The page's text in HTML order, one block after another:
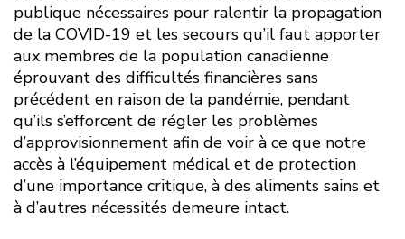
publique nécessaires pour ralentir la propagation
de la COVID-19 et les secours qu’il faut apporter
aux membres de la population canadienne
éprouvant des difficultés financières sans
précédent en raison de la pandémie, pendant
qu’ils s’efforcent de régler les problèmes
d’approvisionnement afin de voir à ce que notre
accès à l’équipement médical et de protection
d’une importance critique, à des aliments sains et
à d’autres nécessités demeure intact.